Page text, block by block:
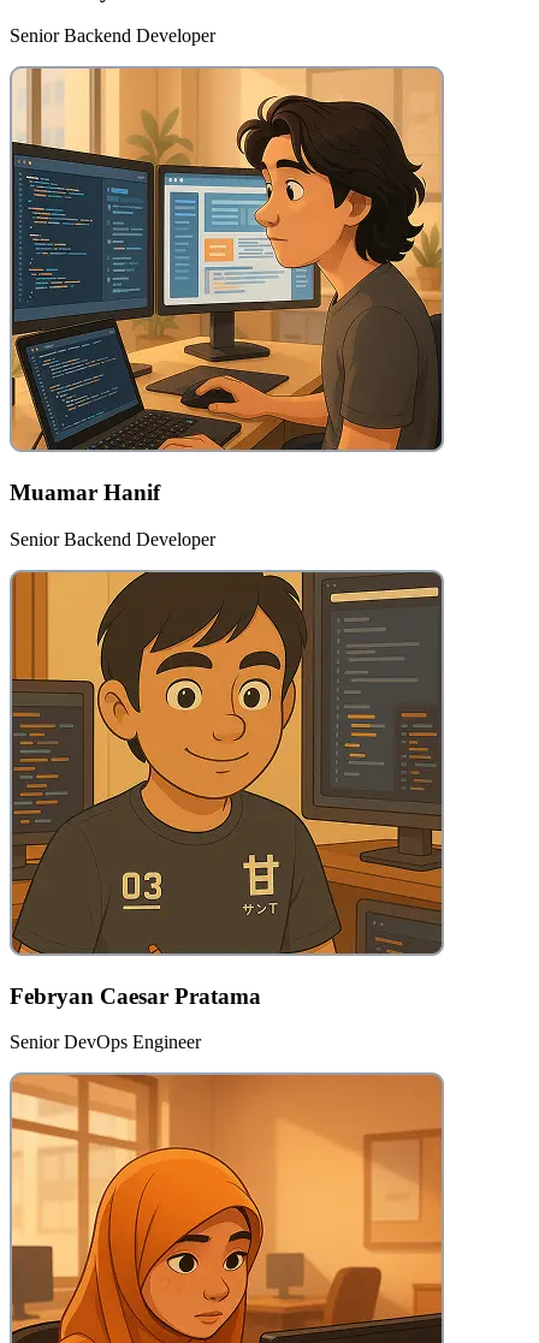
Senior Backend Developer
Muamar Hanif
Senior Backend Developer
Febryan Caesar Pratama
Senior DevOps Engineer